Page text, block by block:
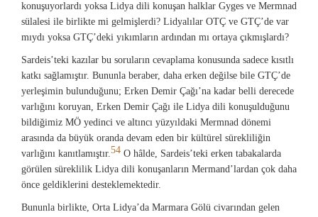
konuşuyorlardı yoksa Lidya dili konuşan halklar Gyges ve Mermnad
sülalesi ile birlikte mi gelmişlerdi? Lidyalılar OTÇ ve GTÇ’de var
mıydı yoksa GTÇ’deki yıkımların ardından mı ortaya çıkmışlardı?
Sardeis’teki kazılar bu soruların cevaplama konusunda sadece kısıtlı
katkı sağlamıştır. Bununla beraber, daha erken değilse bile GTÇ’de
yerleşimin bulunduğunu; Erken Demir Çağı’na kadar belli derecede
varlığını koruyan, Erken Demir Çağı ile Lidya dili konuşulduğunu
bildiğimiz MÖ yedinci ve altıncı yüzyıldaki Mermnad dönemi
arasında da büyük oranda devam eden bir kültürel sürekliliğin
varlığını kanıtlamıştır.54 O hâlde, Sardeis’teki erken tabakalarda
görülen süreklilik Lidya dili konuşanların Mermand’lardan çok daha
önce geldiklerini desteklemektedir.
Bununla birlikte, Orta Lidya’da Marmara Gölü civarından gelen